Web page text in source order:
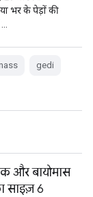
भर के पेड़ों की
gedi
और बायोमास
साइज़ 6